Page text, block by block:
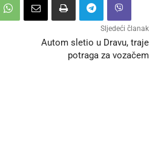
Sljedeći članak
Autom sletio u Dravu, traje
potraga za vozačem